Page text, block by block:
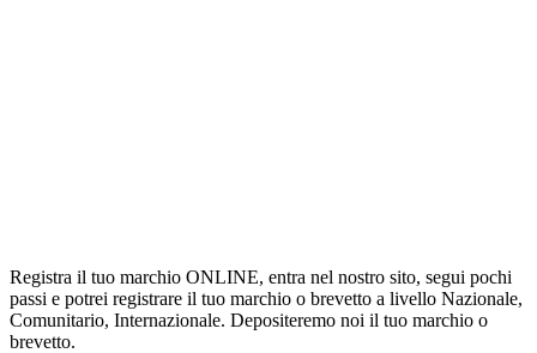
Registra il tuo marchio ONLINE, entra nel nostro sito, segui pochi
passi e potrei registrare il tuo marchio o brevetto a livello Nazionale,
Comunitario, Internazionale. Depositeremo noi il tuo marchio o
brevetto.